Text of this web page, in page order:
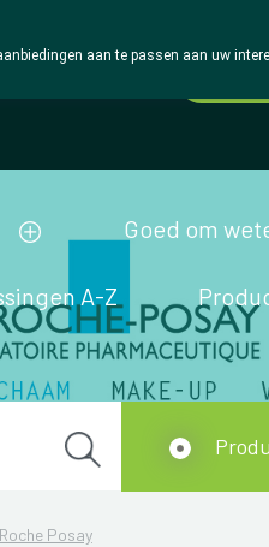
Goed om
A-Z
Posay
aan te passen aan uw